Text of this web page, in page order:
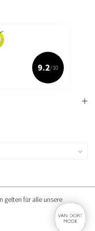
9.2/10
gelten für alle unsere